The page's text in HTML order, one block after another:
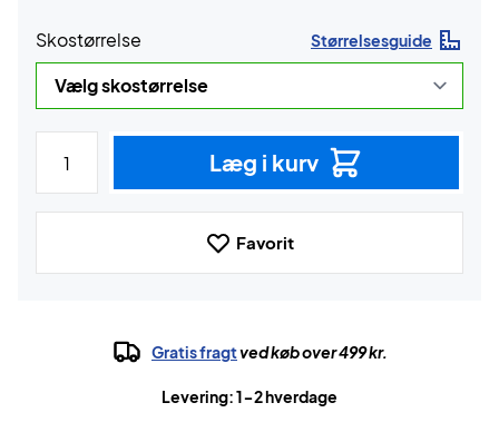
Skostørrelse Størrelsesguide
Læg i kurv
Favorit
Gratis fragtved køb over 499 kr.
Levering: 1-2 hverdage